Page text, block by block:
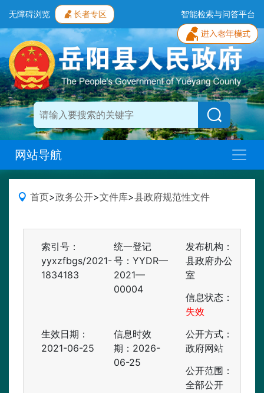
无障碍浏览 长者专区 智能检索与问答平台
网站导航
首页>政务公开>文件库>县政府规范性文件
索引号：
yyxzfbgs/2021-
1834183
统一登记
号：YYDR—
2021—
00004
发布机构：
县政府办公
室
信息状态：
失效
生效日期：
2021-06-25
信息时效
期： 2026-
06-25
公开方式：
政府网站
公开范围：
全部公开